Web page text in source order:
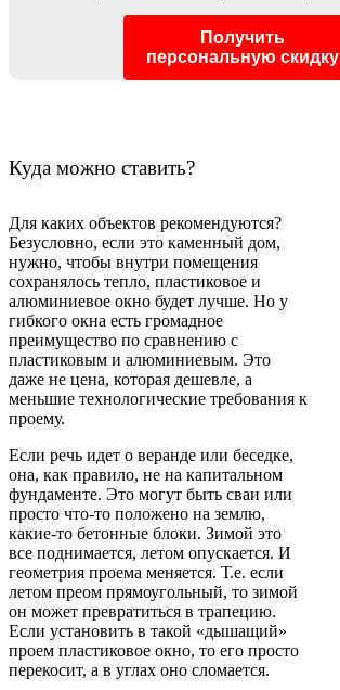
Получить
персональную скидку
Куда можно ставить?
Для каких объектов рекомендуются?
Безусловно, если это каменный дом,
нужно, чтобы внутри помещения
сохранялось тепло, пластиковое и
алюминиевое окно будет лучше. Но у
гибкого окна есть громадное
преимущество по сравнению с
пластиковым и алюминиевым. Это
даже не цена, которая дешевле, а
меньшие технологические требования к
проему.
Если речь идет о веранде или беседке,
она, как правило, не на капитальном
фундаменте. Это могут быть сваи или
просто что-то положено на землю,
какие-то бетонные блоки. Зимой это
все поднимается, летом опускается. И
геометрия проема меняется. Т.е. если
летом преом прямоугольный, то зимой
он может превратиться в трапецию.
Если установить в такой «дышащий»
проем пластиковое окно, то его просто
перекосит, а в углах оно сломается.